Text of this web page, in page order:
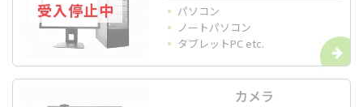
パソコン
ノートパソコン
タブレットPC etc.
カメラ